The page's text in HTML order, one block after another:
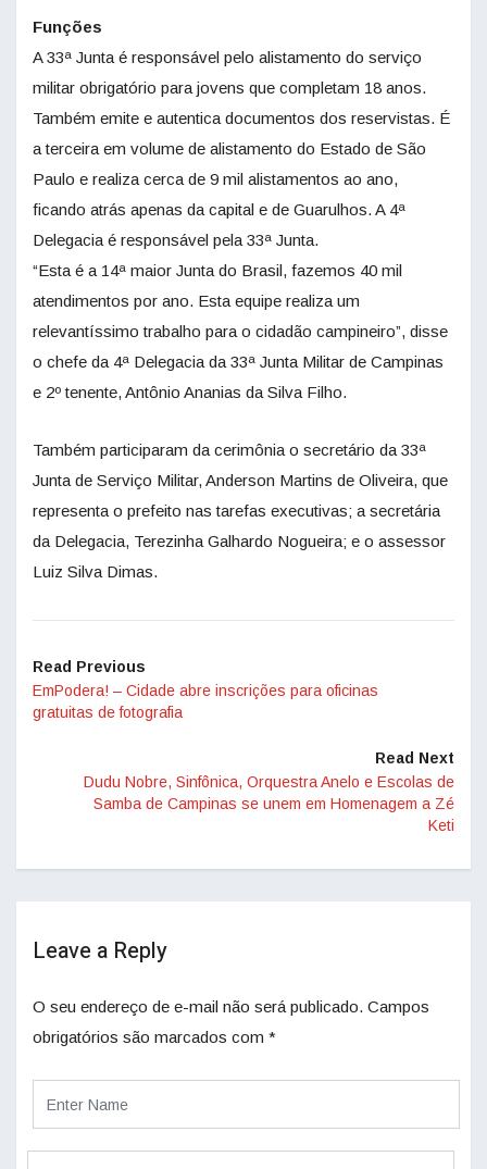
Funções
A 33ª Junta é responsável pelo alistamento do serviço
militar obrigatório para jovens que completam 18 anos.
Também emite e autentica documentos dos reservistas. É
a terceira em volume de alistamento do Estado de São
Paulo e realiza cerca de 9 mil alistamentos ao ano,
ficando atrás apenas da capital e de Guarulhos. A 4ª
Delegacia é responsável pela 33ª Junta.
“Esta é a 14ª maior Junta do Brasil, fazemos 40 mil
atendimentos por ano. Esta equipe realiza um
relevantíssimo trabalho para o cidadão campineiro”, disse
o chefe da 4ª Delegacia da 33ª Junta Militar de Campinas
e 2º tenente, Antônio Ananias da Silva Filho.
Também participaram da cerimônia o secretário da 33ª
Junta de Serviço Militar, Anderson Martins de Oliveira, que
representa o prefeito nas tarefas executivas; a secretária
da Delegacia, Terezinha Galhardo Nogueira; e o assessor
Luiz Silva Dimas.
Read Previous
EmPodera! – Cidade abre inscrições para oficinas
gratuitas de fotografia
Read Next
Dudu Nobre, Sinfônica, Orquestra Anelo e Escolas de
Samba de Campinas se unem em Homenagem a Zé
Keti
Leave a Reply
O seu endereço de e-mail não será publicado. Campos
obrigatórios são marcados com *